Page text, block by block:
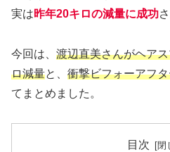
実は昨年20キロの減量に成功
今回は、 渡辺直美さんがヘア
ロ減量と、 衝撃ビフォーアフ
てまとめました。
目次